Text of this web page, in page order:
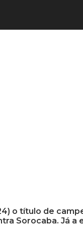
o título de
Sorocaba. Já a